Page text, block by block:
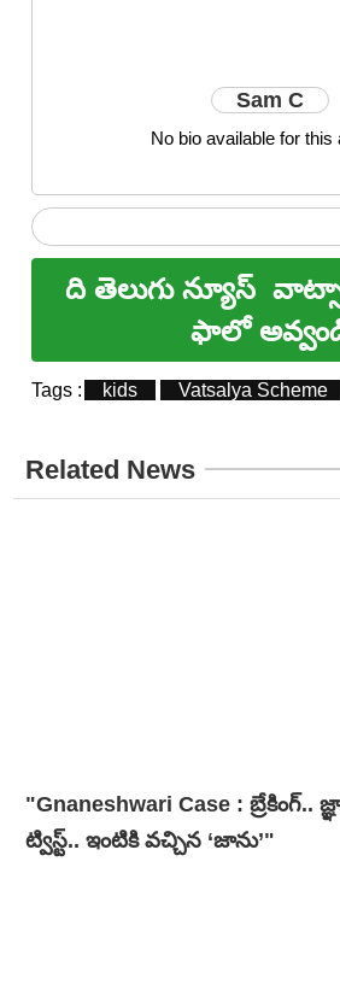
Sam C
No bio available for this
ది తెలుగు న్యూస్
ఫాలో
Tags : kids Vatsalya Scheme
Related News
"Gnaneshwari Case : బ్రేకింగ్‌.. జ్ఞానేశ్వరి కేసులో కొత్త
ట్విస్ట్.. ఇంటికి వచ్చిన ‘జాను’"